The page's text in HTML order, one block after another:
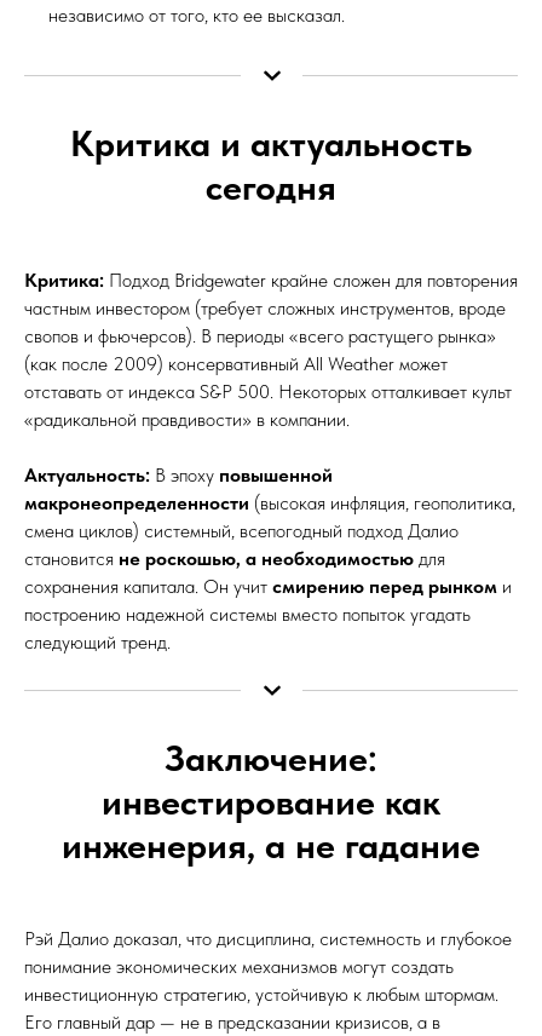
независимо от того, кто ее высказал.
Критика и актуальность
сегодня
Критика: Подход Bridgewater крайне сложен для повторения
частным инвестором (требует сложных инструментов, вроде
свопов и фьючерсов). В периоды «всего растущего рынка»
(как после 2009) консервативный All Weather может
отставать от индекса S&P 500. Некоторых отталкивает культ
«радикальной правдивости» в компании.
Актуальность: В эпоху повышенной
макронеопределенности (высокая инфляция, геополитика,
смена циклов) системный, всепогодный подход Далио
становится не роскошью, а необходимостью для
сохранения капитала. Он учит смирению перед рынком и
построению надежной системы вместо попыток угадать
следующий тренд.
Заключение:
инвестирование как
инженерия, а не гадание
Рэй Далио доказал, что дисциплина, системность и глубокое
понимание экономических механизмов могут создать
инвестиционную стратегию, устойчивую к любым штормам.
Его главный дар — не в предсказании кризисов, а в